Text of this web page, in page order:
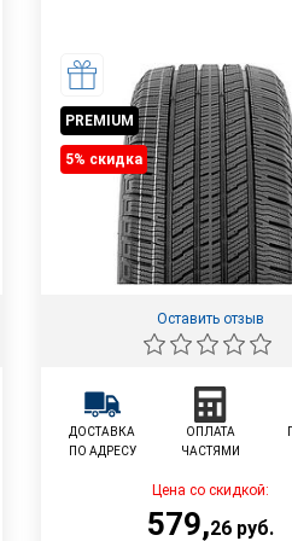
PREMIUM
5% cкидка
Оставить отзыв
ДОСТАВКА
ПО АДРЕСУ
ОПЛАТА
ЧАСТЯМИ
Цена со скидкой:
579,26руб.